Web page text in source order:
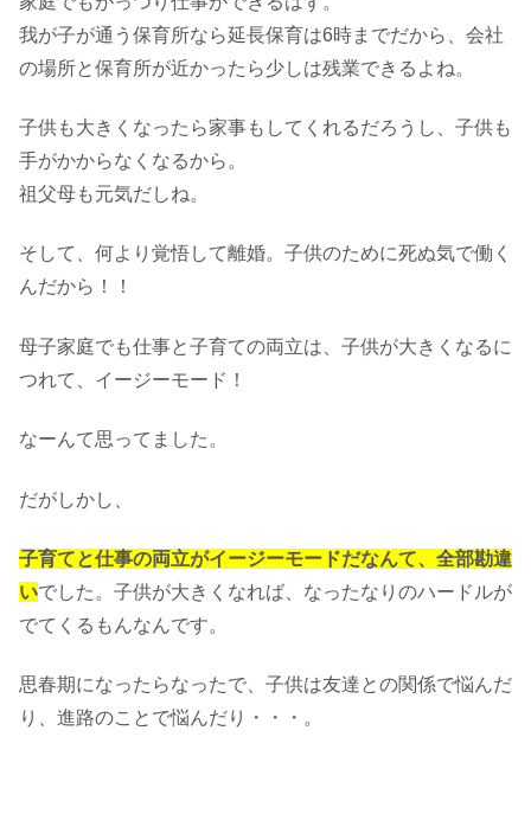
我が子が通う保育所なら延長保育は6時までだから、会社
の場所と保育所が近かったら少しは残業できるよね。
子供も大きくなったら家事もしてくれるだろうし、子供も
手がかからなくなるから。
祖父母も元気だしね。
そして、何より覚悟して離婚。子供のために死ぬ気で働く
んだから！！
母子家庭でも仕事と子育ての両立は、子供が大きくなるに
つれて、イージーモード！
なーんて思ってました。
だがしかし、
子育てと仕事の両立がイージーモードだなんて、全部勘違
いでした。子供が大きくなれば、なったなりのハードルが
でてくるもんなんです。
思春期になったらなったで、子供は友達との関係で悩んだ
り、進路のことで悩んだり・・・。